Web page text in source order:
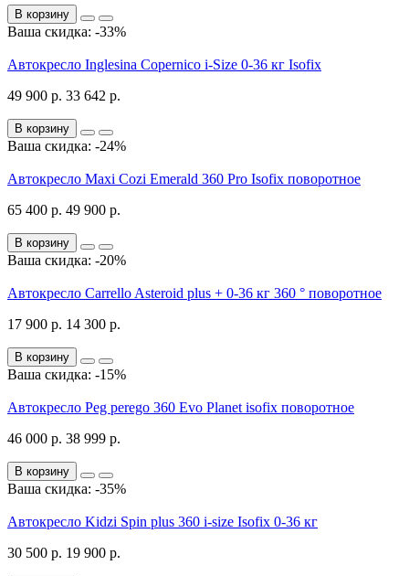
В корзину
Ваша скидка: -33%
Автокресло Inglesina Copernico i-Size 0-36 кг Isofix
49 900 р. 33 642 р.
В корзину
Ваша скидка: -24%
Автокресло Maxi Cozi Emerald 360 Pro Isofix поворотное
65 400 р. 49 900 р.
В корзину
Ваша скидка: -20%
Автокресло Carrello Asteroid plus + 0-36 кг 360 ° поворотное
17 900 р. 14 300 р.
В корзину
Ваша скидка: -15%
Автокресло Peg perego 360 Evo Planet isofix поворотное
46 000 р. 38 999 р.
В корзину
Ваша скидка: -35%
Автокресло Kidzi Spin plus 360 i-size Isofix 0-36 кг
30 500 р. 19 900 р.